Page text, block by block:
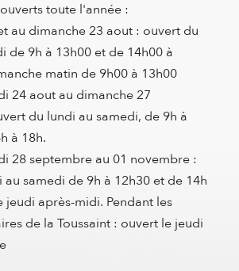
toute l'année :
au dimanche 23 aout : ouvert du
de 9h à 13h00 et de 14h00 à
matin de 9h00 à 13h00
24 aout au dimanche 27
du lundi au samedi, de 9h à
à 18h.
28 septembre au 01 novembre :
samedi de 9h à 12h30 et de 14h
jeudi après-midi. Pendant les
de la Toussaint : ouvert le jeudi